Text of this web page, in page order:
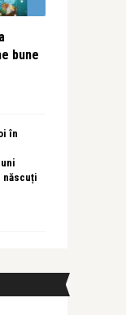
bune
în
născuți